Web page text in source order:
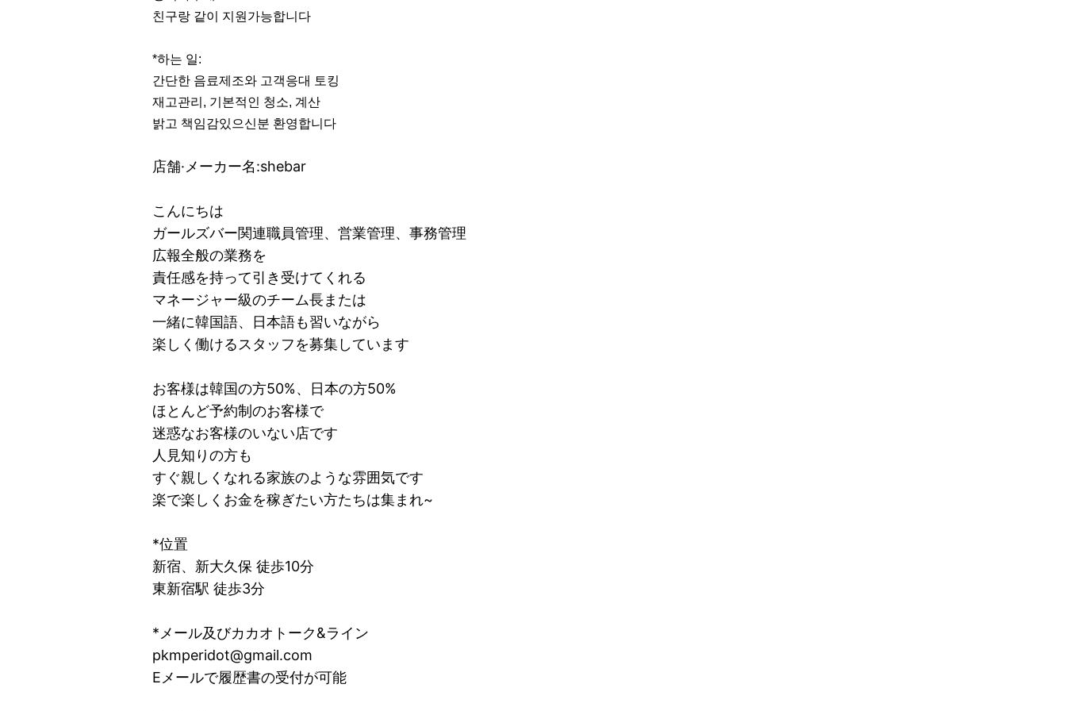
친구랑 같이 지원가능합니다
*하는 일:
간단한 음료제조와 고객응대 토킹
재고관리, 기본적인 청소, 계산
밝고 책임감있으신분 환영합니다
店舗·メーカー名:shebar
こんにちは
ガールズバー関連職員管理、営業管理、事務管理
広報全般の業務を
責任感を持って引き受けてくれる
マネージャー級のチーム長または
一緒に韓国語、日本語も習いながら
楽しく働けるスタッフを募集しています
お客様は韓国の方50%、日本の方50%
ほとんど予約制のお客様で
迷惑なお客様のいない店です
人見知りの方も
すぐ親しくなれる家族のような雰囲気です
楽で楽しくお金を稼ぎたい方たちは集まれ~
*位置
新宿、新大久保 徒歩10分
東新宿駅 徒歩3分
*メール及びカカオトーク&ライン
pkmperidot@gmail.com
Eメールで履歴書の受付が可能